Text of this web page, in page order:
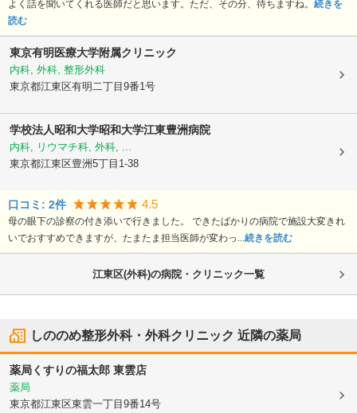
よく話を聞いてくれる医師だと思います。ただ、その分、待ちますね。 続きを
読む
東京有明医療大学附属クリニック
内科, 外科, 整形外科
東京都江東区有明二丁目9番1号
学校法人昭和大学昭和大学江東豊洲病院
内科, リウマチ科, 外科, ...
東京都江東区豊洲5丁目1-38
口コミ: 2件 4.5
母の眼下の診察の付き添いで行きました。 できたばかりの病院で施設大変きれ
いでおすすめできますが、たまたま担当医師が変わっ... 続きを読む
江東区(外科)の病院・クリニック一覧
しののめ整形外科・外科クリニック 近隣の薬局
薬局くすりの福太郎 東雲店
薬局
東京都江東区東雲一丁目9番14号